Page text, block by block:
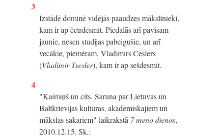
3
Izstādē dominē vidējās paaudzes mākslinieki,
kam ir ap četrdesmit. Piedalās arī pavisam
jaunie, nesen studijas pabeigušie, un arī
vecākie, piemēram, Vladimirs Ceslers
(Vladimir Tsesler), kam ir ap sešdesmit.
4
"Kaimiņš un cits. Saruna par Lietuvas un
Baltkrievijas kultūras, akadēmiskajiem un
mākslas sakariem" laikrakstā 7 meno dienos,
2010.12.15. Sk.: